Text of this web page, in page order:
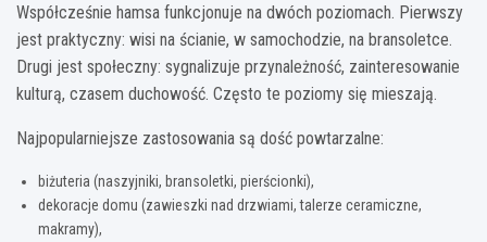
Współcześnie hamsa funkcjonuje na dwóch poziomach. Pierwszy
jest praktyczny: wisi na ścianie, w samochodzie, na bransoletce.
Drugi jest społeczny: sygnalizuje przynależność, zainteresowanie
kulturą, czasem duchowość. Często te poziomy się mieszają.
Najpopularniejsze zastosowania są dość powtarzalne:
biżuteria (naszyjniki, bransoletki, pierścionki),
dekoracje domu (zawieszki nad drzwiami, talerze ceramiczne,
makramy),